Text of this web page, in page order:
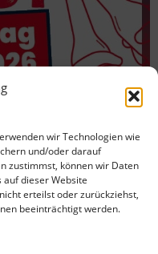
wir Technologien wie
und/oder darauf
zustimmst, können wir Daten
dieser Website
erteilst oder zurückziehst,
beeinträchtigt werden.